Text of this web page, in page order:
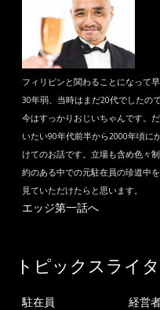
フィリピンと関わることになって早
30年弱、当時はまだ20代でしたの
今はすっかりおじいちゃんです。だ
いたい90年代前半から2000年頃に
けてのお話です。立場も含め色々制
約のある中での元駐在員の珍道中を
見ていただけたらと思います。
エッジ第一話へ
トピックスライ
駐在員
経営